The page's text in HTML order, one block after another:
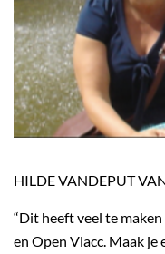
HILDE VANDEPUT
“Dit heeft veel te
en Open Vlacc. Maak